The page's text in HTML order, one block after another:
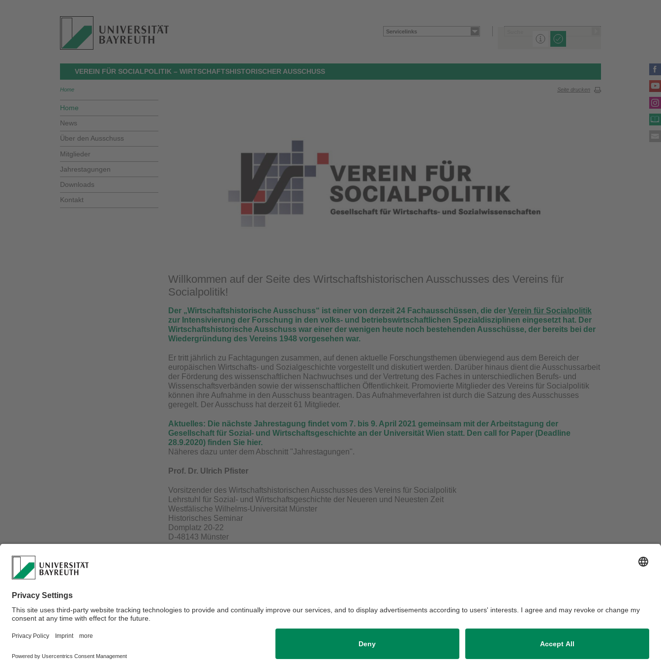
Servicelinks
VEREIN FÜR SOCIALPOLITIK – WIRTSCHAFTSHISTORISCHER AUSSCHUSS
Home Seite drucken
Home
News
Über den Ausschuss
Mitglieder
Jahrestagungen
Downloads
Kontakt
​Willkommen auf der Seite des Wirtschaftshistorischen Ausschusses des Vereins für
Socialpolitik!
Der „Wirtschaftshistorische Ausschuss“ ist einer von derzeit 24 Fachausschüssen, die der Verein für Socialpolitik
zur Intensivierung der Forschung in den volks- und betriebswirtschaftlichen Spezialdisziplinen eingesetzt hat. Der
Wirtschaftshistorische Ausschuss war einer der wenigen heute noch bestehenden Ausschüsse, der bereits bei der
Wiedergründung des Vereins 1948 vorgesehen war.
Er tritt jährlich zu Fachtagungen zusammen, auf denen aktuelle Forschungsthemen überwiegend aus dem Bereich der
europäischen Wirtschafts- und Sozialgeschichte vorgestellt und diskutiert werden. Darüber hinaus dient die Ausschussarbeit
der Förderung des wissenschaftlichen Nachwuchses und der Vertretung des Faches in unterschiedlichen Berufs- und
Wissenschaftsverbänden sowie der wissenschaftlichen Öffentlichkeit. Promovierte Mitglieder des Vereins für Socialpolitik
können ihre Aufnahme in den Ausschuss beantragen. Das Aufnahmeverfahren ist durch die Satzung des Ausschusses
geregelt. Der Ausschuss hat derzeit 61 Mitglieder.
Aktuelles: Die nächste Jahrestagung findet vom 7. bis 9. April 2021 gemeinsam mit der Arbeitstagung der
Gesellschaft für Sozial- und Wirtschaftsgeschichte an der Universität Wien statt. Den call for Paper (Deadline
28.9.2020) finden Sie hier.
Näheres dazu unter dem Abschnitt "Jahrestagungen".
Prof. Dr. Ulrich Pfister
Vorsitzender des Wirtschaftshistorischen Ausschusses des Vereins für Socialpolitik
Lehrstuhl für Sozial- und Wirtschaftsgeschichte der Neueren und Neuesten Zeit
Westfälische Wilhelms-Universität Münster
Historisches Seminar
Domplatz 20-22
D-48143 Münster